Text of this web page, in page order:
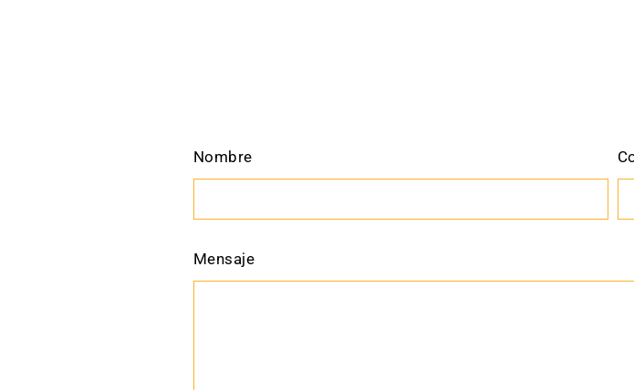
Nombre
Mensaje